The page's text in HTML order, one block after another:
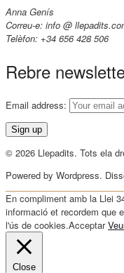
Anna Genís
Correu-e: info @
Telèfon: +34 656 428 506
Rebre
Email address:
© 2026 Llepadits. Tots ela
Powered by Wordpress.
En compliment amb la Llei
informació et recordem que
l'ús de cookies.Acceptar
Close